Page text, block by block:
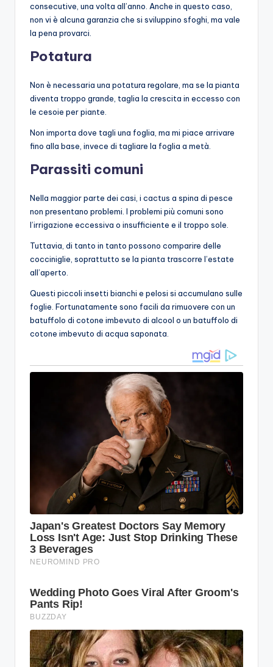
consecutive, una volta all’anno. Anche in questo caso,
non vi è alcuna garanzia che si sviluppino sfoghi, ma vale
la pena provarci.
Potatura
Non è necessaria una potatura regolare, ma se la pianta
diventa troppo grande, taglia la crescita in eccesso con
le cesoie per piante.
Non importa dove tagli una foglia, ma mi piace arrivare
fino alla base, invece di tagliare la foglia a metà.
Parassiti comuni
Nella maggior parte dei casi, i cactus a spina di pesce
non presentano problemi. I problemi più comuni sono
l’irrigazione eccessiva o insufficiente e il troppo sole.
Tuttavia, di tanto in tanto possono comparire delle
cocciniglie, soprattutto se la pianta trascorre l’estate
all’aperto.
Questi piccoli insetti bianchi e pelosi si accumulano sulle
foglie. Fortunatamente sono facili da rimuovere con un
batuffolo di cotone imbevuto di alcool o un batuffolo di
cotone imbevuto di acqua saponata.